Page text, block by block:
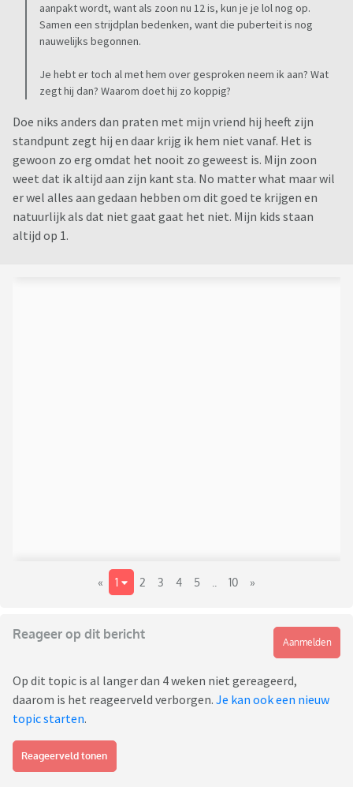
aanpakt wordt, want als zoon nu 12 is, kun je je lol nog op.
Samen een strijdplan bedenken, want die puberteit is nog
nauwelijks begonnen.
Je hebt er toch al met hem over gesproken neem ik aan? Wat
zegt hij dan? Waarom doet hij zo koppig?
Doe niks anders dan praten met mijn vriend hij heeft zijn
standpunt zegt hij en daar krijg ik hem niet vanaf. Het is
gewoon zo erg omdat het nooit zo geweest is. Mijn zoon
weet dat ik altijd aan zijn kant sta. No matter what maar wil
er wel alles aan gedaan hebben om dit goed te krijgen en
natuurlijk als dat niet gaat gaat het niet. Mijn kids staan
altijd op 1.
« 1 2 3 4 5 10 »
Reageer op dit bericht
Aanmelden
Op dit topic is al langer dan 4 weken niet gereageerd,
daarom is het reageerveld verborgen. Je kan ook een nieuw
topic starten.
Reageerveld tonen